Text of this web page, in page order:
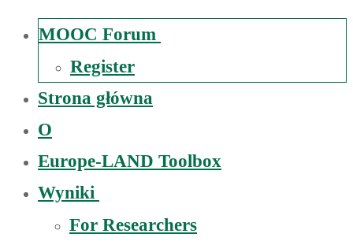
MOOC Forum
Register
Strona główna
O
Europe-LAND Toolbox
Wyniki
For Researchers